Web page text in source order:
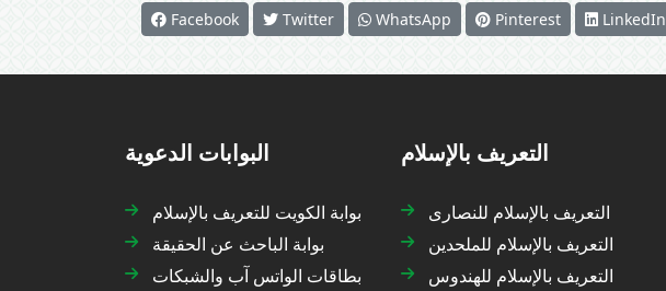
Facebook Twitter WhatsApp Pinterest LinkedIn
البوابات الدعوية
بوابة الكويت للتعريف بالإسلام
بوابة الباحث عن الحقيقة
بطاقات الواتس آب والشبكات
التعريف بالإسلام
التعريف بالإسلام للنصارى
التعريف بالإسلام للملحدين
التعريف بالإسلام للهندوس